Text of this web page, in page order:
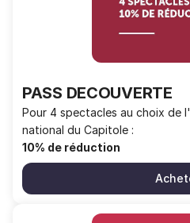
PASS DECOUVERTE
Pour 4 spectacles au choix de
national du Capitole :
10% de réduction